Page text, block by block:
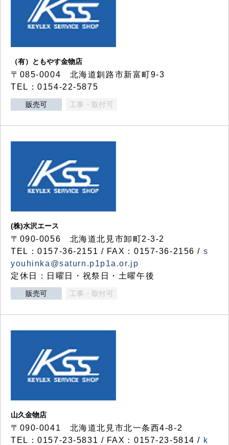
（有）ともやす金物店
〒085-0004 北海道釧路市新富町9-3
TEL：0154-22-5875
販売可 工事・取付可
(株)水沢エース
〒090-0056 北海道北見市卸町2-3-2
TEL：0157-36-2151 / FAX：0157-36-2156 / s
youhinka@saturn.p1p1a.or.jp
定休日：日曜日・祝祭日・土曜午後
販売可 工事・取付可
山久金物店
〒090-0041 北海道北見市北一条西4-8-2
TEL：0157-23-5831 / FAX：0157-23-5814 / k